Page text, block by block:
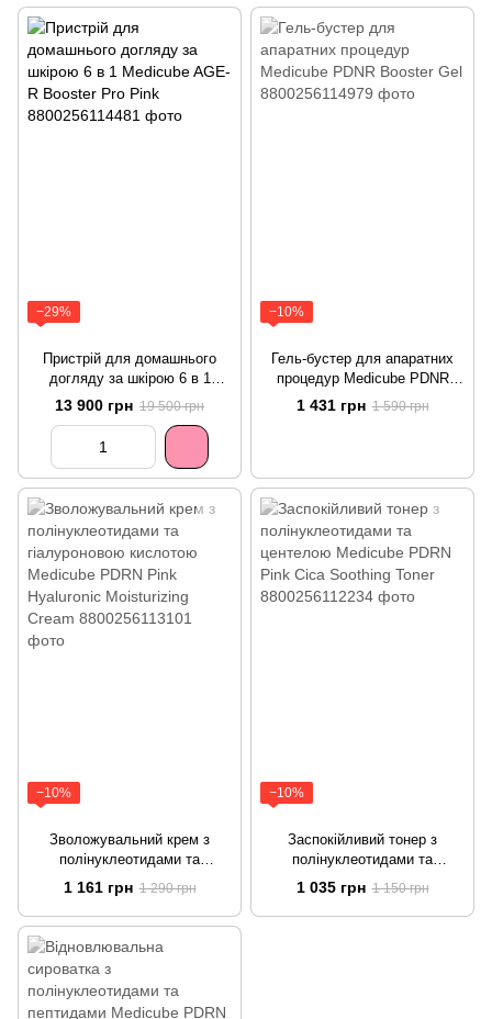
−29%
Пристрій для домашнього
догляду за шкірою 6 в 1
Medicube AGE-R Booster Pro
Pink
13 900 грн 19 500 грн
−10%
Гель-бустер для апаратних
процедур Medicube PDNR
Booster Gel
1 431 грн 1 590 грн
−10%
Зволожувальний крем з
полінуклеотидами та
гіалуроновою кислотою
Medicube PDRN Pink
Hyaluronic Moisturizing Cream
1 161 грн 1 290 грн
−10%
Заспокійливий тонер з
полінуклеотидами та
центелою Medicube PDRN
Pink Cica Soothing Toner
1 035 грн 1 150 грн